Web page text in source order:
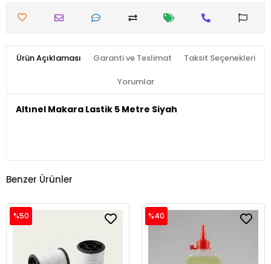
Ürün Açıklaması Garanti ve Teslimat Taksit Seçenekleri
Yorumlar
Altınel Makara Lastik 5 Metre Siyah
Benzer Ürünler
%50 %40